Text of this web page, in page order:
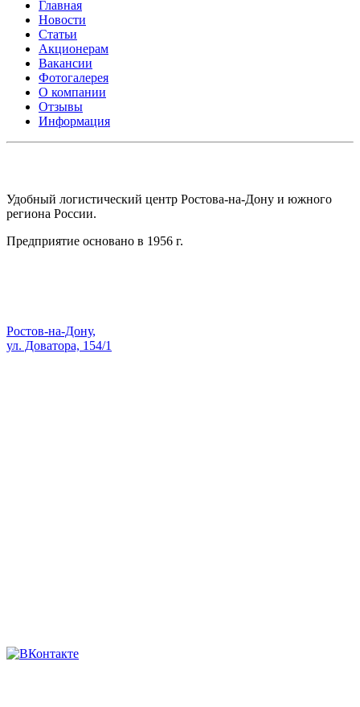
Главная
Новости
Статьи
Акционерам
Вакансии
Фотогалерея
О компании
Отзывы
Информация
Удобный логистический центр Ростова-на-Дону и южного
региона России.
Предприятие основано в 1956 г.
Ростов-на-Дону,
ул. Доватора, 154/1